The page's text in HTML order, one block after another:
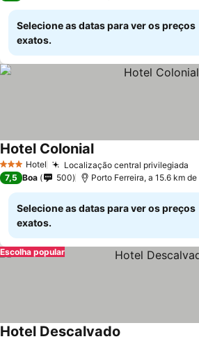
Selecione as datas para ver os preços
exatos.
3 EstrelasHotel Localização central privilegiada
Hotel Colonial
7,5 Boa 500 Porto Ferreira, a 15.6 km
Selecione as datas para ver os preços
exatos.
Escolha popular
Hotel Descalvado